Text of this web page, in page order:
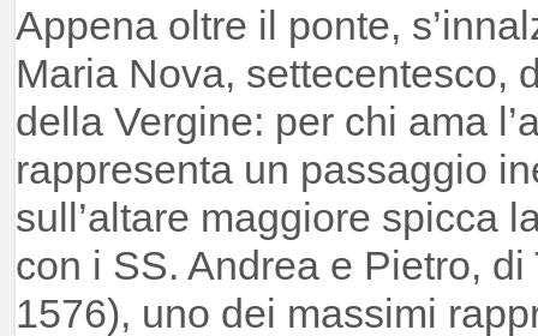
Appena oltre il ponte,
Maria Nova, settecentesco,
della Vergine: per chi ama
rappresenta un passaggio
sull’altare maggiore spicca
con i SS. Andrea e Pietro,
1576), uno dei massimi